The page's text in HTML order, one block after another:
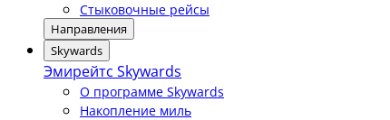
Стыковочные рейсы
Направления
Skywards
Эмирейтс Skywards
О программе Skywards
Накопление миль